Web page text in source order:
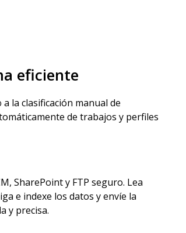
eficiente
la clasificación manual de
de trabajos y perfiles
SharePoint y FTP seguro. Lea
e indexe los datos y envíe la
y precisa.